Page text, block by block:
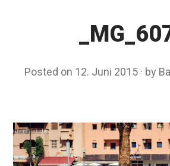
Posted on 12. Juni 2015 by